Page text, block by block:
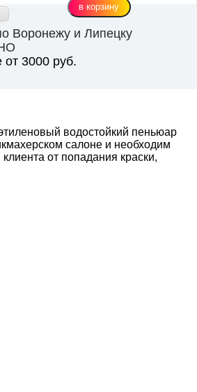
Воронежу и Липецку
от 3000 руб.
водостойкий пеньюар
салоне и необходим
от попадания краски,